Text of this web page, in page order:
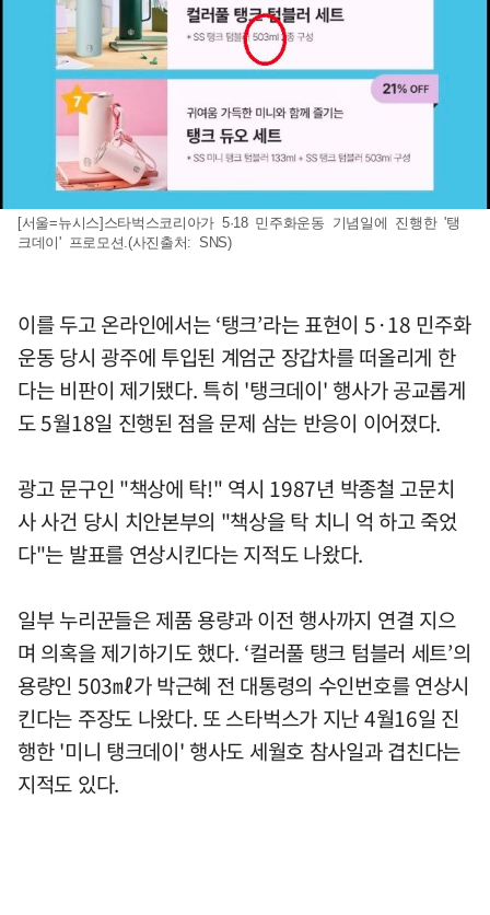
[서울=뉴시스]스타벅스코리아가 5·18 민주화운동 기념일에 진행한 '탱
크데이' 프로모션.(사진출처: SNS)
이를 두고 온라인에서는 ‘탱크’라는 표현이 5·18 민주화
운동 당시 광주에 투입된 계엄군 장갑차를 떠올리게 한
다는 비판이 제기됐다. 특히 '탱크데이' 행사가 공교롭게
도 5월18일 진행된 점을 문제 삼는 반응이 이어졌다.
광고 문구인 "책상에 탁!" 역시 1987년 박종철 고문치
사 사건 당시 치안본부의 "책상을 탁 치니 억 하고 죽었
다"는 발표를 연상시킨다는 지적도 나왔다.
일부 누리꾼들은 제품 용량과 이전 행사까지 연결 지으
며 의혹을 제기하기도 했다. ‘컬러풀 탱크 텀블러 세트’의
용량인 503㎖가 박근혜 전 대통령의 수인번호를 연상시
킨다는 주장도 나왔다. 또 스타벅스가 지난 4월16일 진
행한 '미니 탱크데이' 행사도 세월호 참사일과 겹친다는
지적도 있다.